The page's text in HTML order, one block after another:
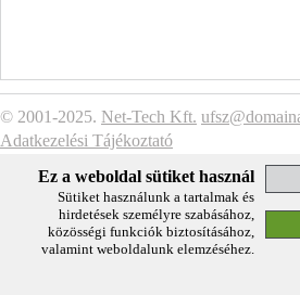
© 2001-2025. Net-Tech Kft.
Adatkezelési Tájékoztató
Ez a weboldal sütiket használ
Sütiket használunk a tartalmak és
hirdetések személyre szabásához,
közösségi funkciók biztosításához,
valamint weboldalunk elemzéséhez.